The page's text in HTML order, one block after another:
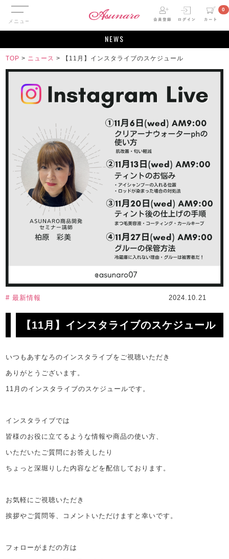
0
メニュー
NEWS
TOP > ニュース > 【11月】インスタライブのスケジュール
# 最新情報 2024.10.21
【11月】インスタライブのスケジュール
いつもあすなろのインスタライブをご視聴いただき
ありがとうございます。
11月のインスタライブのスケジュールです。
インスタライブでは
皆様のお役に立てるような情報や商品の使い方、
いただいたご質問にお答えしたり
ちょっと深堀りした内容などを配信しております。
お気軽にご視聴いただき
挨拶やご質問等、コメントいただけますと幸いです。
フォローがまだの方は